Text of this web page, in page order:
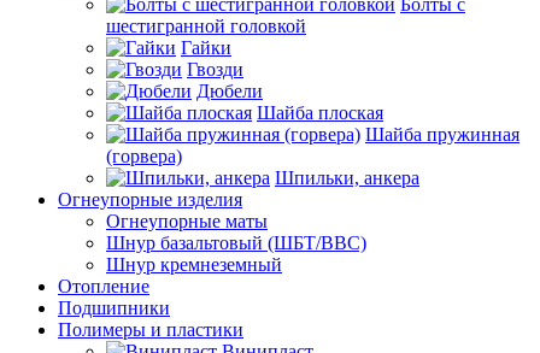
Болты с
шестигранной головкой
Гайки
Гвозди
Дюбели
Шайба плоская
Шайба пружинная
(горвера)
Шпильки, анкера
Огнеупорные изделия
Огнеупорные маты
Шнур базальтовый (ШБТ/ВВС)
Шнур кремнеземный
Отопление
Подшипники
Полимеры и пластики